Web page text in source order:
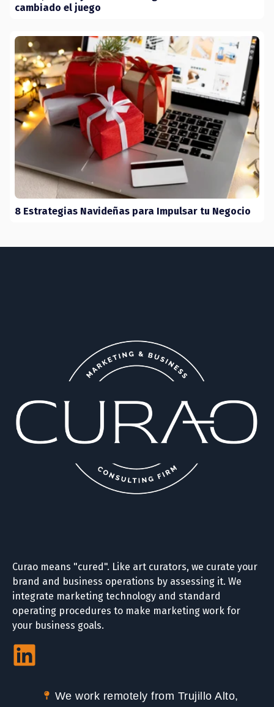
cambiado el juego
8 Estrategias Navideñas para Impulsar tu Negocio
Curao means "cured". Like art curators, we curate your
brand and business operations by assessing it. We
integrate marketing technology and standard
operating procedures to make marketing work for
your business goals.
We work remotely from Trujillo Alto,